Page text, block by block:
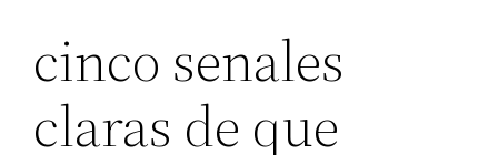
cinco senales
claras de que